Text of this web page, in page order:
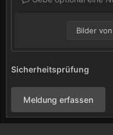
Bilder
Sicherheitsprüfung
Meldung erfassen